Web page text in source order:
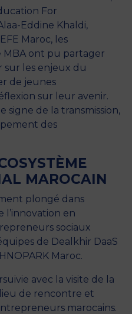
For
Eddine Khaldi,
Maroc, les
MBA ont pu partager
sur les enjeux du
de jeunes
sur leur avenir.
signe de la transmission,
des
MAROCAIN
plongé dans
l’innovation en
sociaux
de Dealkhir DaaS
Maroc.
avec la visite de la
de rencontre et
marocains.